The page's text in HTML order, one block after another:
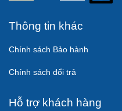
Thông tin khác
Chính sách Bảo hành
Chính sách đổi trả
Hỗ trợ khách hàng